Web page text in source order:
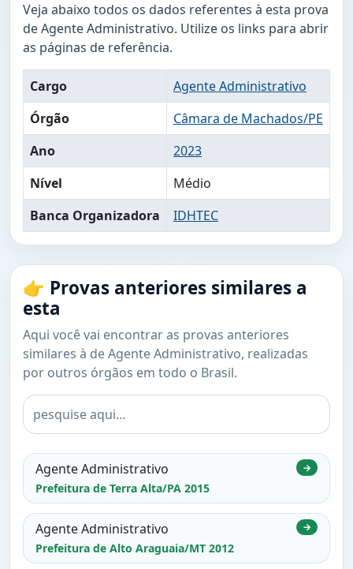
Veja abaixo todos os dados referentes à esta prova
de Agente Administrativo. Utilize os links para abrir
as páginas de referência.
Cargo
Agente Administrativo
Órgão
Câmara de Machados/PE
Ano
2023
Nível
Médio
Banca Organizadora
IDHTEC
👉 Provas anteriores similares a
esta
Aqui você vai encontrar as provas anteriores
similares à de Agente Administrativo, realizadas
por outros órgãos em todo o Brasil.
Agente Administrativo
Prefeitura de Terra Alta/PA 2015
→
Agente Administrativo
Prefeitura de Alto Araguaia/MT 2012
→